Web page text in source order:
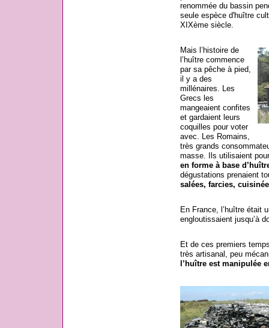
renommée du bassin
seule espèce d'huître
XIXème siècle.
Mais l’histoire de
l’huître commence
par sa pêche à pied,
il y a des
millénaires. Les
Grecs les
mangeaient confites
et gardaient leurs
coquilles pour voter
avec. Les Romains,
très grands
masse. Ils utilisaient
en forme à base
dégustations prenaient
salées, farcies,
En France, l’huître était
engloutissaient jusqu’à
Et de ces premiers
très artisanal, peu
l’huître est manipulée